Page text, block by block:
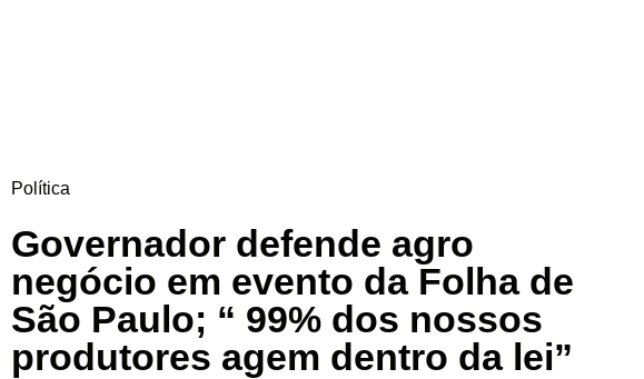
Política
Governador defende agro
negócio em evento da Folha de
São Paulo; “ 99% dos nossos
produtores agem dentro da lei”